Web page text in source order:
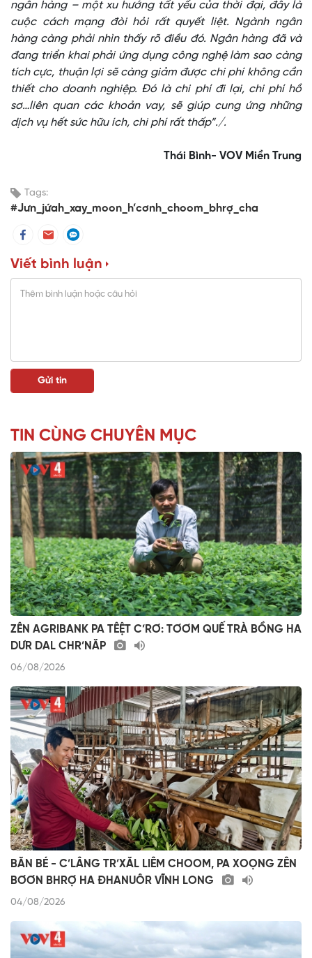
ngân hàng – một xu hướng tất yếu của thời đại, đây là
cuộc cách mạng đòi hỏi rất quyết liệt. Ngành ngân
hàng càng phải nhìn thấy rõ điều đó. Ngân hàng đã và
đang triển khai phải ứng dụng công nghệ làm sao càng
tích cực, thuận lợi sẽ càng giảm được chi phí không cần
thiết cho doanh nghiệp. Đó là chi phí đi lại, chi phí hồ
sơ…liên quan các khoản vay, sẽ giúp cung ứng những
dịch vụ hết sức hữu ích, chi phí rất thấp”./.
Thái Bình- VOV Miền Trung
Tags:
#Jưn_jứah_xay_moon_h’cơnh_choom_bhrợ_cha
Viết bình luận
TIN CÙNG CHUYÊN MỤC
ZÊN AGRIBANK PA TÊỆT C’RƠ: TƠƠM QUẾ TRÀ BỒNG HA
DƯR DAL CHR’NĂP
06/08/2026
BĂN BÉ - C’LÂNG TR’XĂL LIÊM CHOOM, PA XOỌNG ZÊN
BƠƠN BHRỢ HA ĐHANUÔR VĨNH LONG
04/08/2026